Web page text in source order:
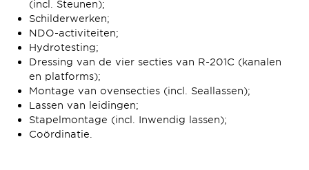
(incl. Steunen);
Schilderwerken;
NDO-activiteiten;
Hydrotesting;
Dressing van de vier secties van R-201C (kanalen
en platforms);
Montage van ovensecties (incl. Seallassen);
Lassen van leidingen;
Stapelmontage (incl. Inwendig lassen);
Coördinatie.